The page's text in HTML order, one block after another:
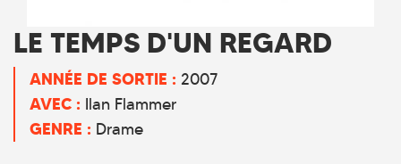
LE TEMPS D'UN REGARD
ANNÉE DE SORTIE : 2007
AVEC : Ilan Flammer
GENRE : Drame